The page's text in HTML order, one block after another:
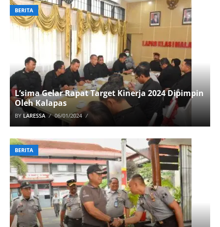
BERITA
L’sima Gelar Rapat Target Kinerja 2024 Dipimpin
Oleh Kalapas
BY LARESSA 06/01/2024
BERITA